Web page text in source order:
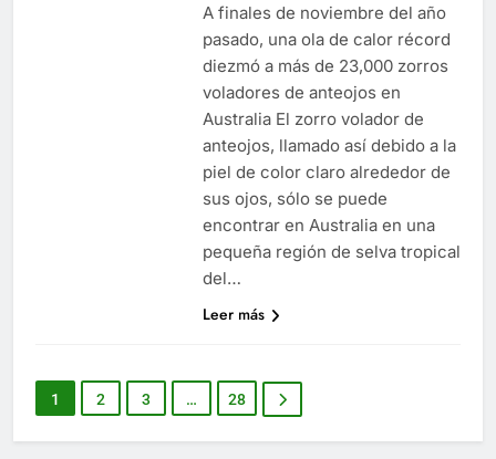
A finales de noviembre del año
pasado, una ola de calor récord
diezmó a más de 23,000 zorros
voladores de anteojos en
Australia El zorro volador de
anteojos, llamado así debido a la
piel de color claro alrededor de
sus ojos, sólo se puede
encontrar en Australia en una
pequeña región de selva tropical
del…
Leer más
1 2 3 … 28